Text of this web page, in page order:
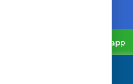
Powered by Nexura